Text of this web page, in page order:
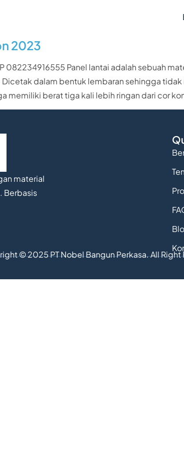
2023
082234916555 Panel lantai adalah sebuah
dalam bentuk lembaran sehingga
memiliki berat tiga kali lebih ringan dari cor
material
Berbasis
© 2025 PT Nobel Bangun Perkasa. All